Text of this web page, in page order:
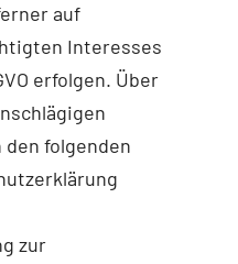
auf
Interesses
erfolgen. Über
folgenden
zur